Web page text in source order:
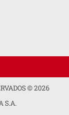
©2026
S.A.